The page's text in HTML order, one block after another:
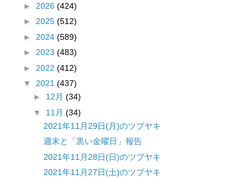
► 2026 (424)
► 2025 (512)
► 2024 (589)
► 2023 (483)
► 2022 (412)
▼ 2021 (437)
► 12月 (34)
▼ 11月 (34)
2021年11月29日(月)のツブヤキ
週末と「黒い金曜日」報告
2021年11月28日(日)のツブヤキ
2021年11月27日(土)のツブヤキ